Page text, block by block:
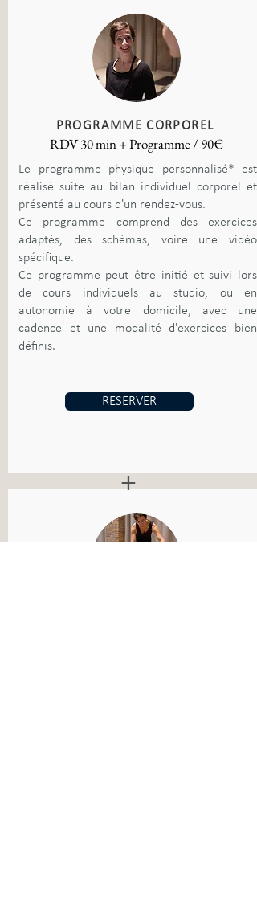
PROGRAMME CORPOREL
RDV 30 min + Programme / 90€
Le programme physique personnalisé* est
réalisé suite au bilan individuel corporel et
présenté au cours d'un rendez-vous.
Ce programme comprend des exercices
adaptés, des schémas, voire une vidéo
spécifique.
Ce programme peut être initié et suivi lors
de cours individuels au studio, ou en
autonomie à votre domicile, avec une
cadence et une modalité d'exercices bien
définis.
RESERVER
+